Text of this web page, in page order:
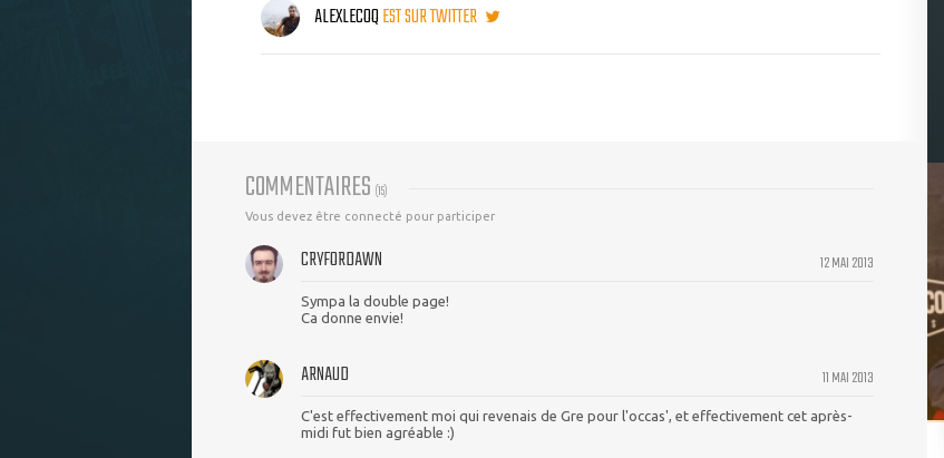
ALEXLECOQEST SUR TWITTER
COMMENTAIRES (15)
Vous devez être connecté pour participer
12 MAI 2013
CRYFORDAWN
Sympa la double page!
Ca donne envie!
11 MAI 2013
ARNAUD
C'est effectivement moi qui revenais de Gre pour l'occas', et effectivement cet après-
midi fut bien agréable :)